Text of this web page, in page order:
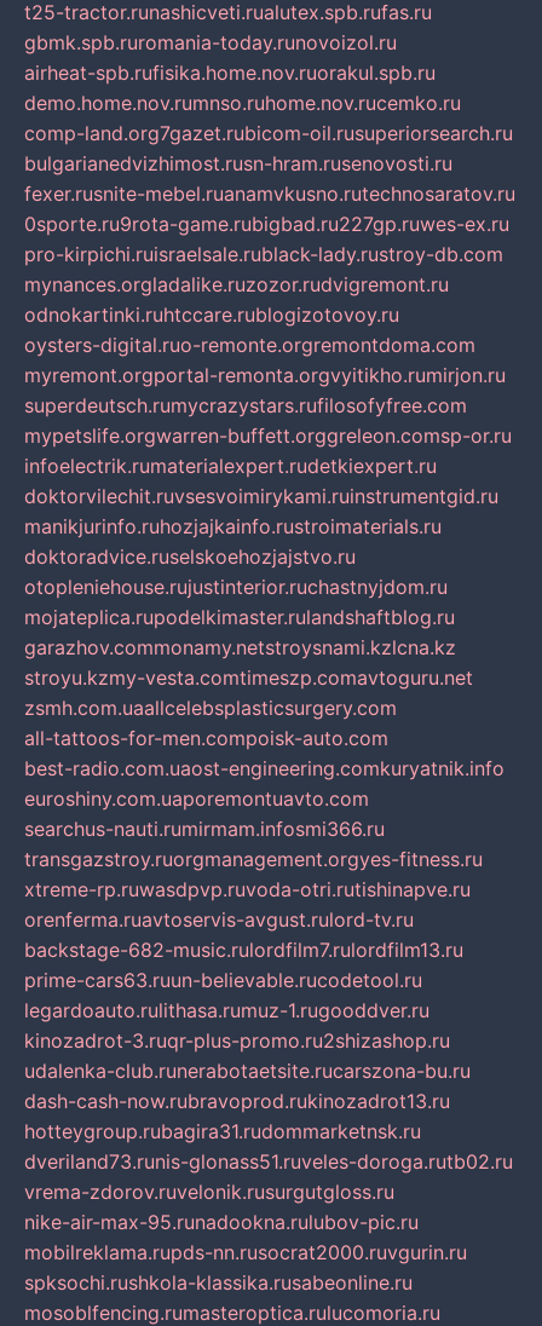
t25-tractor.runashicveti.rualutex.spb.rufas.ru
gbmk.spb.ruromania-today.runovoizol.ru
airheat-spb.rufisika.home.nov.ruorakul.spb.ru
demo.home.nov.rumnso.ruhome.nov.rucemko.ru
comp-land.org7gazet.rubicom-oil.rusuperiorsearch.ru
bulgarianedvizhimost.rusn-hram.rusenovosti.ru
fexer.rusnite-mebel.ruanamvkusno.rutechnosaratov.ru
0sporte.ru9rota-game.rubigbad.ru227gp.ruwes-ex.ru
pro-kirpichi.ruisraelsale.rublack-lady.rustroy-db.com
mynances.orgladalike.ruzozor.rudvigremont.ru
odnokartinki.ruhtccare.rublogizotovoy.ru
oysters-digital.ruo-remonte.orgremontdoma.com
myremont.orgportal-remonta.orgvyitikho.rumirjon.ru
superdeutsch.rumycrazystars.rufilosofyfree.com
mypetslife.orgwarren-buffett.orggreleon.comsp-or.ru
infoelectrik.rumaterialexpert.rudetkiexpert.ru
doktorvilechit.ruvsesvoimirykami.ruinstrumentgid.ru
manikjurinfo.ruhozjajkainfo.rustroimaterials.ru
doktoradvice.ruselskoehozjajstvo.ru
otopleniehouse.rujustinterior.ruchastnyjdom.ru
mojateplica.rupodelkimaster.rulandshaftblog.ru
garazhov.commonamy.netstroysnami.kzlcna.kz
stroyu.kzmy-vesta.comtimeszp.comavtoguru.net
zsmh.com.uaallcelebsplasticsurgery.com
all-tattoos-for-men.compoisk-auto.com
best-radio.com.uaost-engineering.comkuryatnik.info
euroshiny.com.uaporemontuavto.com
searchus-nauti.rumirmam.infosmi366.ru
transgazstroy.ruorgmanagement.orgyes-fitness.ru
xtreme-rp.ruwasdpvp.ruvoda-otri.rutishinapve.ru
orenferma.ruavtoservis-avgust.rulord-tv.ru
backstage-682-music.rulordfilm7.rulordfilm13.ru
prime-cars63.ruun-believable.rucodetool.ru
legardoauto.rulithasa.rumuz-1.rugooddver.ru
kinozadrot-3.ruqr-plus-promo.ru2shizashop.ru
udalenka-club.runerabotaetsite.rucarszona-bu.ru
dash-cash-now.rubravoprod.rukinozadrot13.ru
hotteygroup.rubagira31.rudommarketnsk.ru
dveriland73.runis-glonass51.ruveles-doroga.rutb02.ru
vrema-zdorov.ruvelonik.rusurgutgloss.ru
nike-air-max-95.runadookna.rulubov-pic.ru
mobilreklama.rupds-nn.rusocrat2000.ruvgurin.ru
spksochi.rushkola-klassika.rusabeonline.ru
mosoblfencing.rumasteroptica.rulucomoria.ru